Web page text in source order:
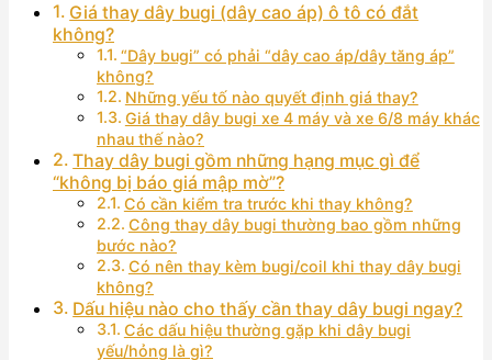
Giá thay dây bugi (dây cao áp) ô tô có đắt
không?
“Dây bugi” có phải “dây cao áp/dây tăng áp”
không?
Những yếu tố nào quyết định giá thay?
Giá thay dây bugi xe 4 máy và xe 6/8 máy khác
nhau thế nào?
Thay dây bugi gồm những hạng mục gì để
“không bị báo giá mập mờ”?
Có cần kiểm tra trước khi thay không?
Công thay dây bugi thường bao gồm những
bước nào?
Có nên thay kèm bugi/coil khi thay dây bugi
không?
Dấu hiệu nào cho thấy cần thay dây bugi ngay?
Các dấu hiệu thường gặp khi dây bugi
yếu/hỏng là gì?